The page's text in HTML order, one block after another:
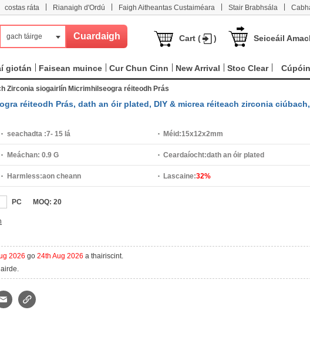
costas ráta Rianaigh d'Ordú Faigh Aitheantas Custaiméara Stair Brabhsála
gach táirge Cart ( ) Seiceáil
giotán Faisean muince Cur Chun Cinn New Arrival Stoc Clear Cúpóin
Zirconia siogairlín Micrimhilseogra réiteodh Prás
réiteodh Prás, dath an óir plated, DIY & micrea réiteach zirconia ciúbach,
seachadta :7- 15 lá Méid:15x12x2mm
Meáchan: 0.9 G Ceardaíocht:dath an óir plated
Harmless:aon cheann Lascaine:32%
PC MOQ: 20
2026 go 24th Aug 2026 a thairiscint.